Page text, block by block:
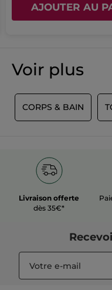
AJOUTER AU
Voir plus
CORPS & BAIN
Livraison offerte
dès 35€*